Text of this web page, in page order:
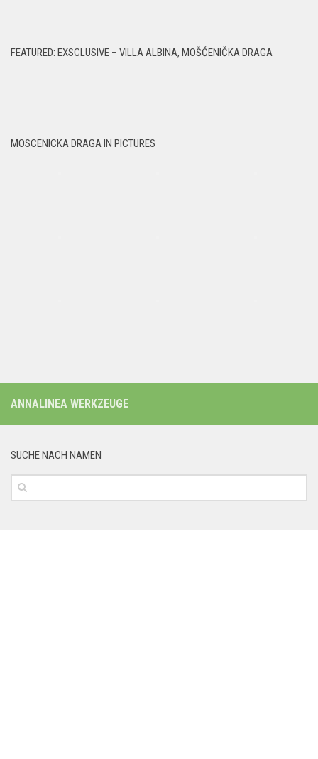
FEATURED: EXSCLUSIVE – VILLA ALBINA, MOŠĆENIČKA DRAGA
MOSCENICKA DRAGA IN PICTURES
ANNALINEA WERKZEUGE
SUCHE NACH NAMEN